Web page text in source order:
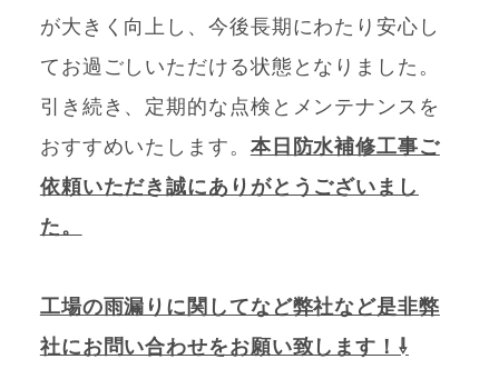
が大きく向上し、今後長期にわたり安心し
てお過ごしいただける状態となりました。
引き続き、定期的な点検とメンテナンスを
おすすめいたします。 本日防水補修工事ご
依頼いただき誠にありがとうございまし
た。
工場の雨漏りに関してなど弊社など是非弊
社にお問い合わせをお願い致します！⇩